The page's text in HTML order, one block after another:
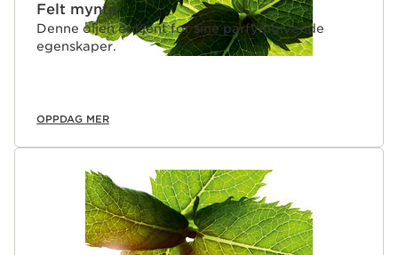
Felt mynte
Denne oljen er kjent for sine parfymgivende
egenskaper.
OPPDAG MER